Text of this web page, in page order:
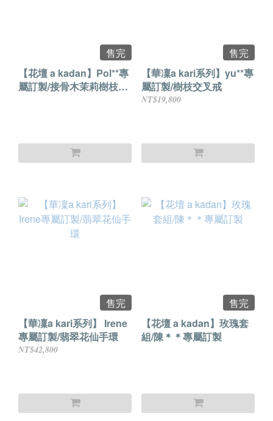
售完
【花壇 a kadan】Pol**專
屬訂製/接骨木茉莉樹枝項
售完
【華凜a kari系列】yu**專
屬訂製/樹枝交叉戒
NT$19,800
售完
【華凜a kari系列】 Irene
專屬訂製/翡翠花仙手環
NT$42,800
售完
【花壇 a kadan】玫瑰套
組/陳＊＊專屬訂製